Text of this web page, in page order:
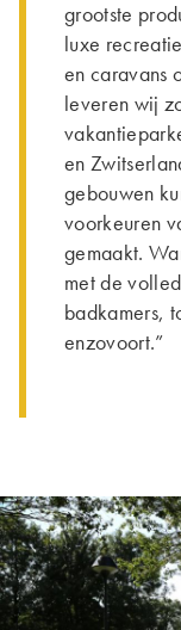
grootste
luxe
en caravans
leveren wij
en
gebouwen
voorkeuren
gemaakt.
met de
badkamers,
enzovoort.”